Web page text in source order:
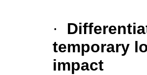
·
temporary
impact